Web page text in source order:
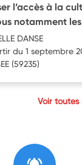
l’accès à la
notamment
DANSE
du 1 septembre
(59235)
Voir toutes